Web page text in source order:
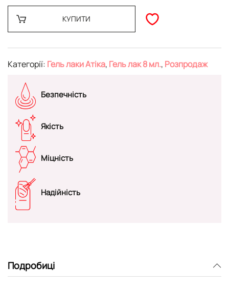
КУПИТИ
Категорії: Гель лаки Атіка, Гель лак 8 мл., Розпродаж
Безпечність
Якість
Міцність
Надійність
Подробиці